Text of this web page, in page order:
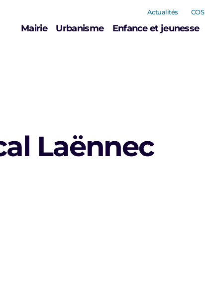
Mairie Urbanisme Enfance et jeunesse
Actualités COS
Laënnec